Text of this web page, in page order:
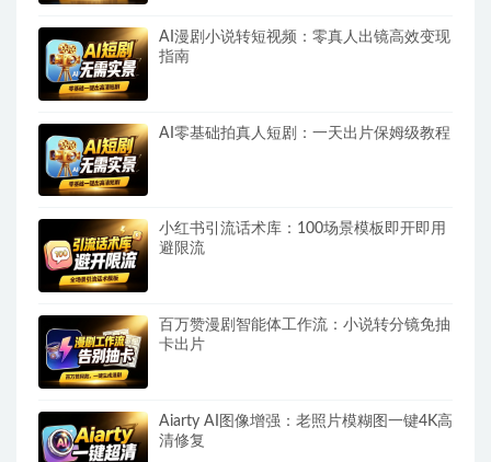
AI漫剧小说转短视频：零真人出镜高效变现
指南
AI零基础拍真人短剧：一天出片保姆级教程
小红书引流话术库：100场景模板即开即用
避限流
百万赞漫剧智能体工作流：小说转分镜免抽
卡出片
Aiarty AI图像增强：老照片模糊图一键4K高
清修复